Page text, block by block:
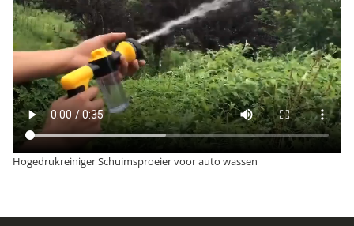
Hogedrukreiniger Schuimsproeier voor auto wassen